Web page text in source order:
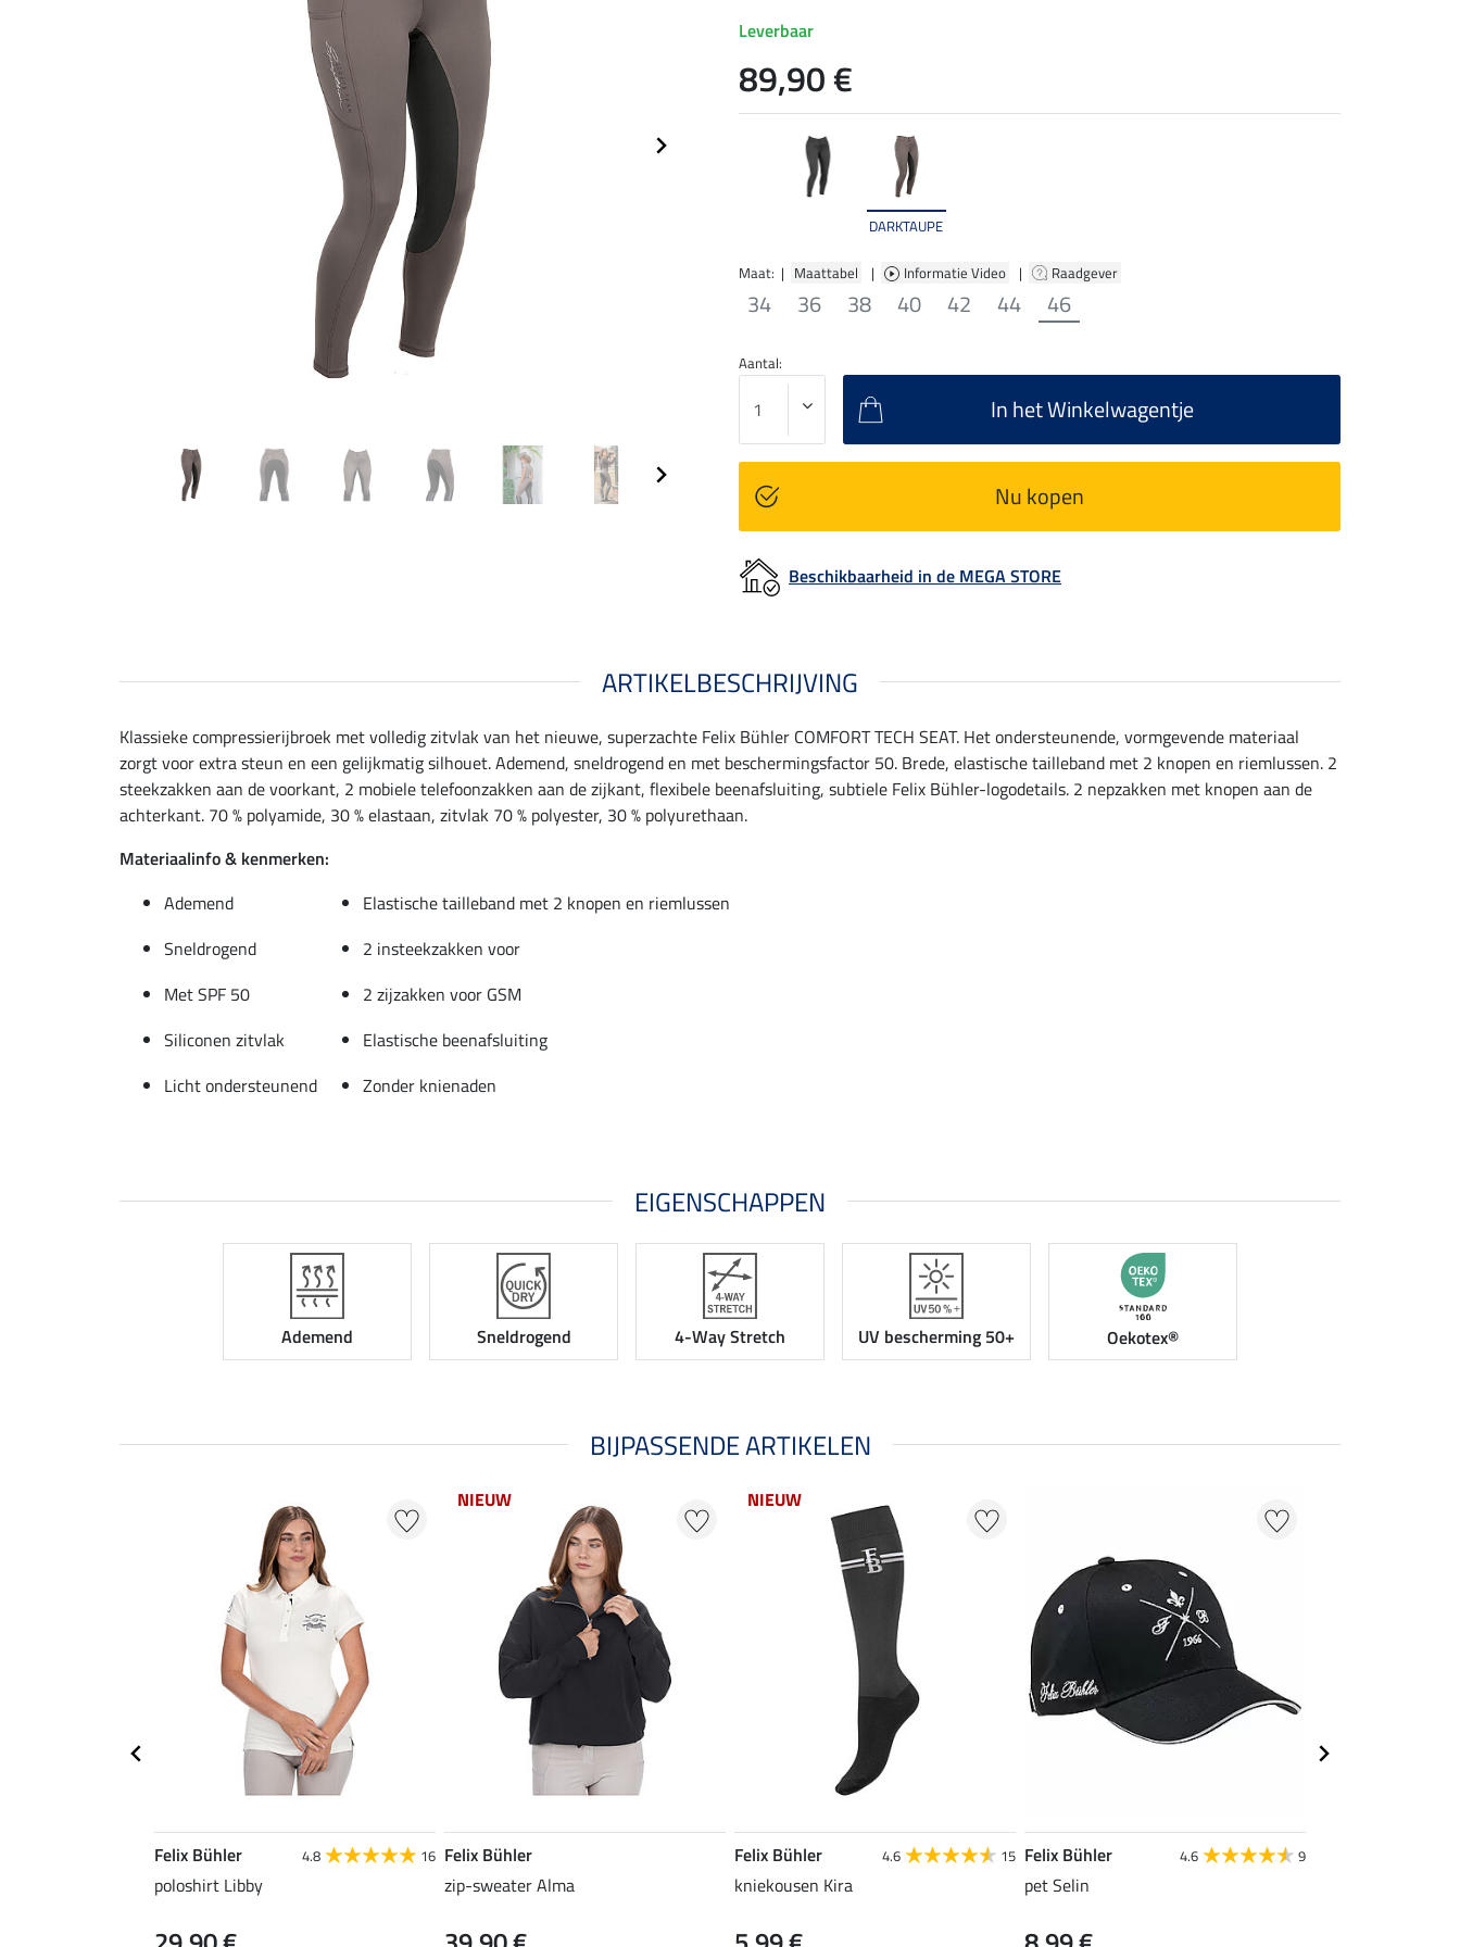
DARKTAUPE
Maat: | Maattabel | Informatie Video | Raadgever
34 36 38 40 42 44 46
Leverbaar
89,90 €
Aantal:
In het Winkelwagentje
Nu kopen
Beschikbaarheid in de MEGA STORE
ARTIKELBESCHRIJVING
Klassieke compressierijbroek met volledig zitvlak van het nieuwe, superzachte Felix Bühler COMFORT TECH SEAT. Het ondersteunende, vormgevende materiaal
zorgt voor extra steun en een gelijkmatig silhouet. Ademend, sneldrogend en met beschermingsfactor 50. Brede, elastische tailleband met 2 knopen en riemlussen. 2
steekzakken aan de voorkant, 2 mobiele telefoonzakken aan de zijkant, flexibele beenafsluiting, subtiele Felix Bühler-logodetails. 2 nepzakken met knopen aan de
achterkant. 70 % polyamide, 30 % elastaan, zitvlak 70 % polyester, 30 % polyurethaan.
Materiaalinfo & kenmerken:
Ademend
Elastische tailleband met 2 knopen en riemlussen
Sneldrogend
2 insteekzakken voor
Met SPF 50
2 zijzakken voor GSM
Siliconen zitvlak
Elastische beenafsluiting
Licht ondersteunend
Zonder knienaden
EIGENSCHAPPEN
Ademend Sneldrogend 4-Way Stretch UV bescherming 50+ Oekotex®
BIJPASSENDE ARTIKELEN
Felix Bühler 4.8 16
poloshirt Libby
NIEUW
Felix Bühler
zip-sweater Alma
NIEUW
Felix Bühler 4.6 15
kniekousen Kira
Felix Bühler 4.6 9
pet Selin